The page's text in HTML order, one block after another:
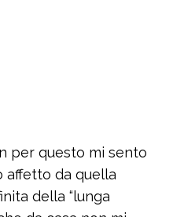
per questo mi sento
affetto da quella
della “lunga